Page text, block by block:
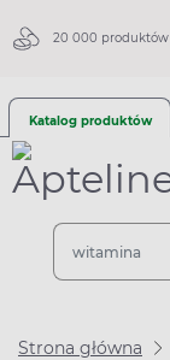
20 000 produktów
Katalog produktów
Strona główna